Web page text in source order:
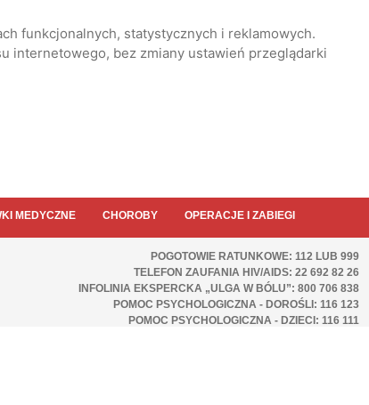
funkcjonalnych, statystycznych i reklamowych.
internetowego, bez zmiany ustawień przeglądarki
MEDYCZNE CHOROBY OPERACJE I ZABIEGI
POGOTOWIE RATUNKOWE: 112 LUB 999
TELEFON ZAUFANIA HIV/AIDS: 22 692 82 26
INFOLINIA EKSPERCKA „ULGA W BÓLU”: 800 706 838
POMOC PSYCHOLOGICZNA - DOROŚLI: 116 123
POMOC PSYCHOLOGICZNA - DZIECI: 116 111